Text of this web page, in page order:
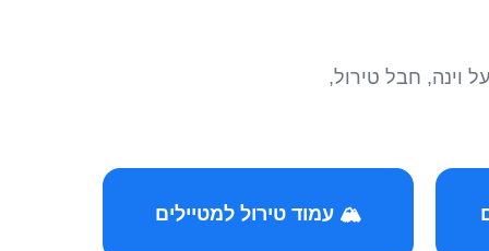
וינה, חבל טירול,
🏔️ עמוד טירול למטיילים